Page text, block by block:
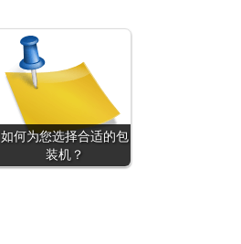
如何为您选择合适的包
装机？